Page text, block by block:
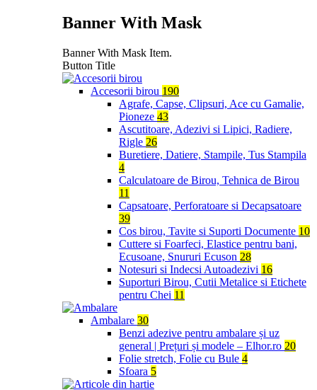
Banner With Mask
Banner With Mask Item.
Button Title
Accesorii birou 190
Agrafe, Capse, Clipsuri, Ace cu Gamalie,
Pioneze 43
Ascutitoare, Adezivi si Lipici, Radiere,
Rigle 26
Buretiere, Datiere, Stampile, Tus Stampila
4
Calculatoare de Birou, Tehnica de Birou
11
Capsatoare, Perforatoare si Decapsatoare
39
Cos birou, Tavite si Suporti Documente 10
Cuttere si Foarfeci, Elastice pentru bani,
Ecusoane, Snururi Ecuson 28
Notesuri si Indecsi Autoadezivi 16
Suporturi Birou, Cutii Metalice si Etichete
pentru Chei 11
Ambalare 30
Benzi adezive pentru ambalare și uz
general | Prețuri și modele – Elhor.ro 20
Folie stretch, Folie cu Bule 4
Sfoara 5